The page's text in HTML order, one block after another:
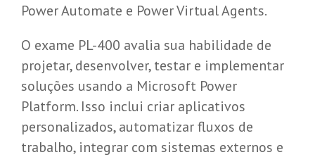
Power Automate e Power Virtual Agents.
O exame PL-400 avalia sua habilidade de
projetar, desenvolver, testar e implementar
soluções usando a Microsoft Power
Platform. Isso inclui criar aplicativos
personalizados, automatizar fluxos de
trabalho, integrar com sistemas externos e